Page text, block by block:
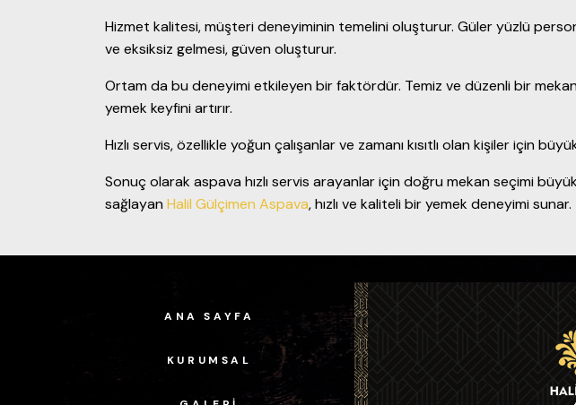
Hizmet kalitesi, müşteri deneyiminin temelini oluşturur. Güler yüzlü
ve eksiksiz gelmesi, güven oluşturur.
Ortam da bu deneyimi etkileyen bir faktördür. Temiz ve düzenli bir
yemek keyfini artırır.
Hızlı servis, özellikle yoğun çalışanlar ve zamanı kısıtlı olan kişiler için
Sonuç olarak aspava hızlı servis arayanlar için doğru mekan seçimi
sağlayan Halil Gülçimen Aspava, hızlı ve kaliteli bir yemek deneyimi sunar.
ANA SAYFA
KURUMSAL